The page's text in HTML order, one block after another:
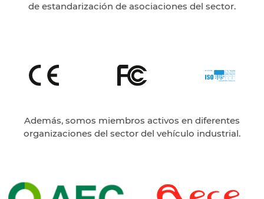
de estandarización de asociaciones del sector.
Además, somos miembros activos en diferentes
organizaciones del sector del vehículo industrial.